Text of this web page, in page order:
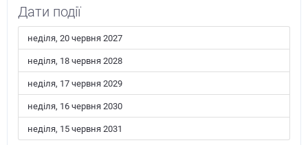
Дати події
неділя, 20 червня 2027
неділя, 18 червня 2028
неділя, 17 червня 2029
неділя, 16 червня 2030
неділя, 15 червня 2031